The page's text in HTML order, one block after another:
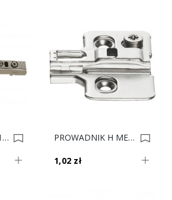
ZAWIAS HAFELE 110 DB BLUMOTION 311.04.001 / 311.04.251 0015596 PROWADNIK H METALLA CLIP H-0 311.70.610 0015578
1,02 zł